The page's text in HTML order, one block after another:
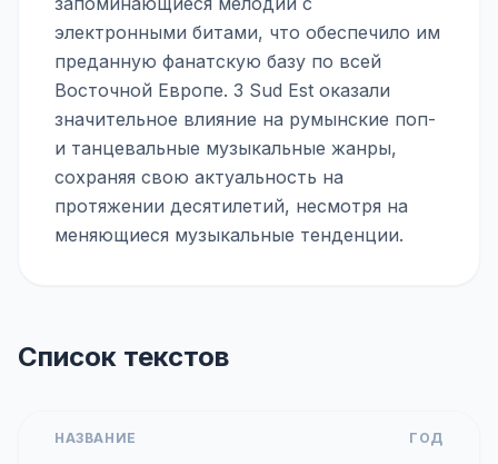
электронными битами, что обеспечило им
преданную фанатскую базу по всей
Восточной Европе. 3 Sud Est оказали
значительное влияние на румынские поп-
и танцевальные музыкальные жанры,
сохраняя свою актуальность на
протяжении десятилетий, несмотря на
меняющиеся музыкальные тенденции.
Список текстов
НАЗВАНИЕ ГОД